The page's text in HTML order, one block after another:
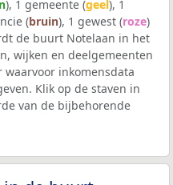
), 1 gemeente (geel), 1
(bruin), 1 gewest (roze)
de buurt Notelaan in het
wijken en deelgemeenten
inkomensdata
Klik op de staven in
van de bijbehorende